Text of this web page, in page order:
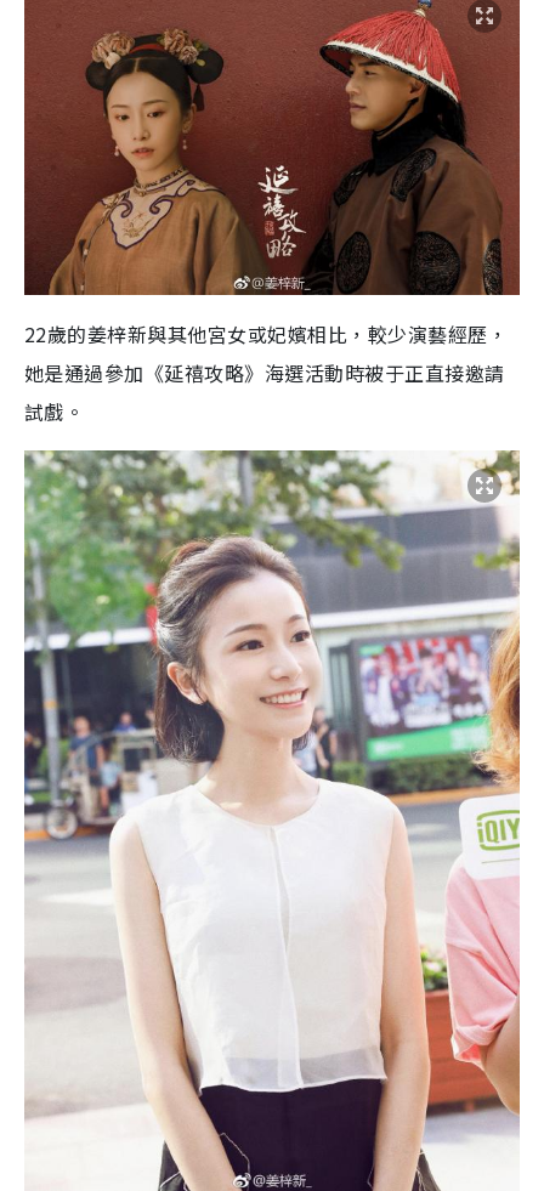
22歲的姜梓新與其他宮女或妃嬪相比，較少演藝經歷，
她是通過參加《延禧攻略》海選活動時被于正直接邀請
試戲。